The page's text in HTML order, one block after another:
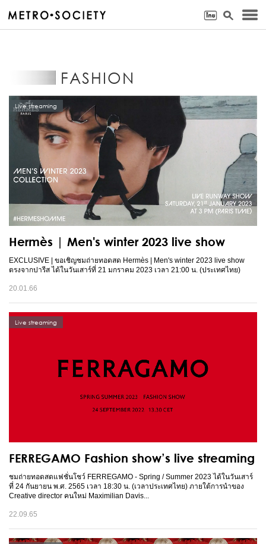
FASHION
Live streaming
Hermès | Men's winter 2023 live show
EXCLUSIVE | ขอเชิญชมถ่ายทอดสด Hermès | Men's winter 2023 live show
ตรงจากปารีส ได้ในวันเสาร์ที่ 21 มกราคม 2023 เวลา 21:00 น. (ประเทศไทย)
20.01.66
Live streaming
FERREGAMO Fashion show’s live streaming
ชมถ่ายทอดสดแฟชั่นโชว์ FERREGAMO - Spring / Summer 2023 ได้ในวันเสาร์
ที่ 24 กันยายน พ.ศ. 2565 เวลา 18:30 น. (เวลาประเทศไทย) ภายใต้การนำของ
Creative director คนใหม่ Maximilian Davis...
22.09.65